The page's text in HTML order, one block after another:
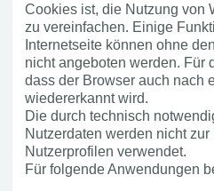
Cookies ist, die Nutzung von
zu vereinfachen. Einige
Internetseite können ohne
nicht angeboten werden. Für
dass der Browser auch nach
wiedererkannt wird.
Die durch technisch
Nutzerdaten werden nicht
Nutzerprofilen verwendet.
Für folgende Anwendungen